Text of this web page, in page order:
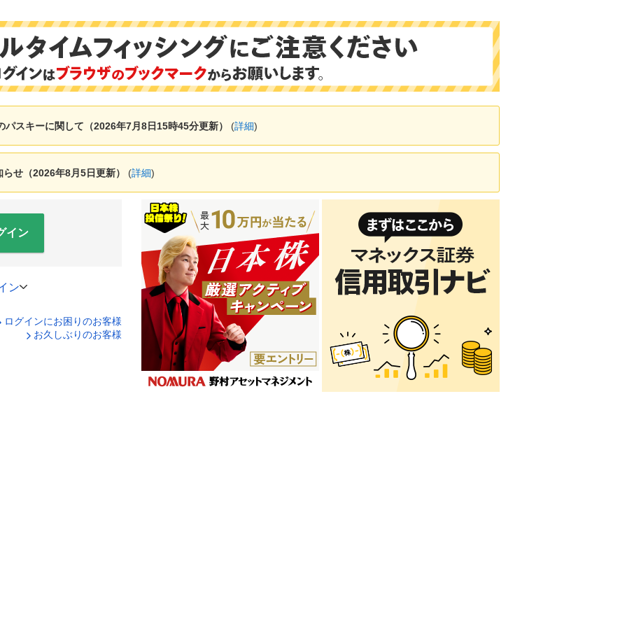
スキーに関して（2026年7月8日15時45分更新） (詳細)
せ（2026年8月5日更新） (詳細)
イン
ン
口座番号でログイン
ログインにお困りのお客様
お久しぶりのお客様